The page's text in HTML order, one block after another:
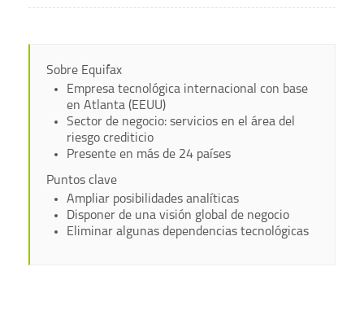
Sobre Equifax
Empresa tecnológica internacional con base
en Atlanta (EEUU)
Sector de negocio: servicios en el área del
riesgo crediticio
Presente en más de 24 países
Puntos clave
Ampliar posibilidades analíticas
Disponer de una visión global de negocio
Eliminar algunas dependencias tecnológicas